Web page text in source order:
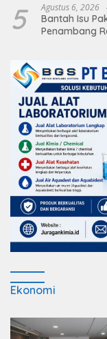
5 Agustus 6, 2026
Bantah Isu
Penambang
Ekonomi